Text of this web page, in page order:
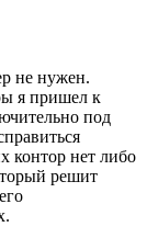
не нужен.
я пришел к
под
контор нет либо
решит